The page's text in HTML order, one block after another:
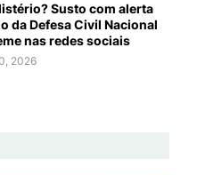
Susto com alerta
da Defesa Civil Nacional
nas redes sociais
2026